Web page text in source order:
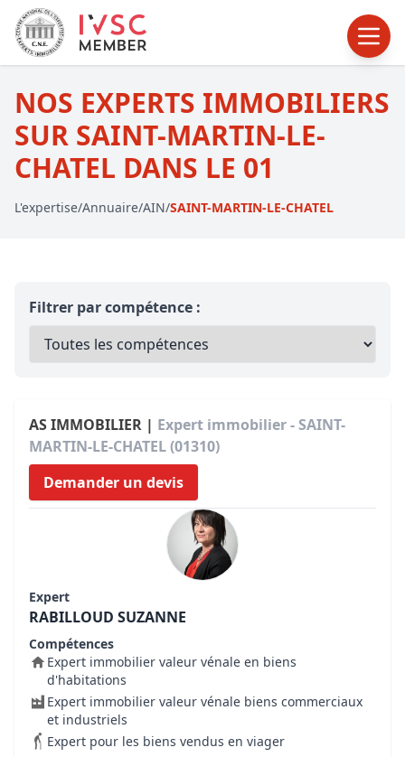
NOS EXPERTS IMMOBILIERS
SUR SAINT-MARTIN-LE-
CHATEL DANS LE 01
L'expertise/Annuaire/AIN/SAINT-MARTIN-LE-CHATEL
Filtrer par compétence :
AS IMMOBILIER | Expert immobilier - SAINT-
MARTIN-LE-CHATEL (01310)
Demander un devis
Expert
RABILLOUD SUZANNE
Compétences
Expert immobilier valeur vénale en biens
d'habitations
Expert immobilier valeur vénale biens commerciaux
et industriels
Expert pour les biens vendus en viager